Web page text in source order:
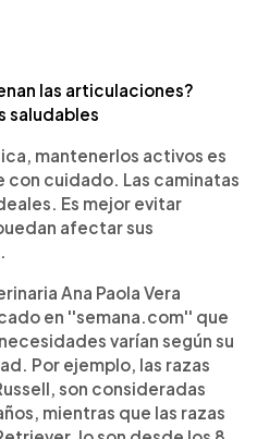
las articulaciones?
saludables
mantenerlos activos es
cuidado. Las caminatas
Es mejor evitar
afectar sus
Ana Paola Vera
en ''semana.com'' que
varían según su
Por ejemplo, las razas
son consideradas
mientras que las razas